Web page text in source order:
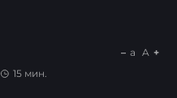
15 мин.
a A